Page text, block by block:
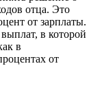
отца. Это
от зарплаты.
в которой
в
от